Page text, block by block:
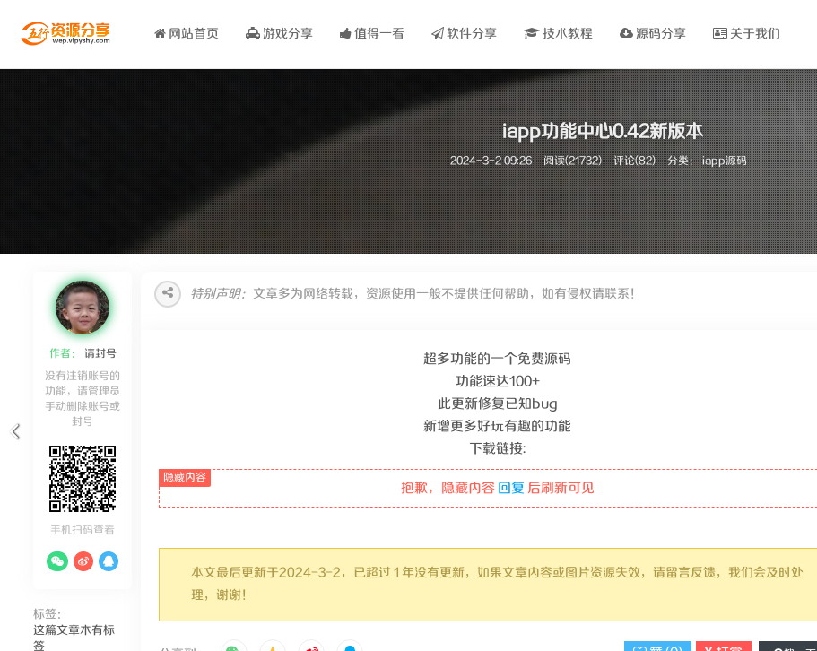
网站首页 游戏分享 值得一看 软件分享 技术教程 源码分享 关于我们
iapp功能中心0.42新版本
2024-3-2 09:26 阅读(21732) 评论(82) 分类：iapp源码
作者：
请封号
没有注销账号的
功能，请管理员
手动删除账号或
封号
手机扫码查看
标签：
这篇文章木有标
签
特别声明： 文章多为网络转载，资源使用一般不提供任何帮助，如有侵权请联系！
超多功能的一个免费源码
功能速达100+
此更新修复已知bug
新增更多好玩有趣的功能
下载链接:
抱歉，隐藏内容 回复 后刷新可见
本文最后更新于2024-3-2，已超过 1 年没有更新，如果文章内容或图片资源失效，请留言反馈，我们会及时处
理，谢谢！